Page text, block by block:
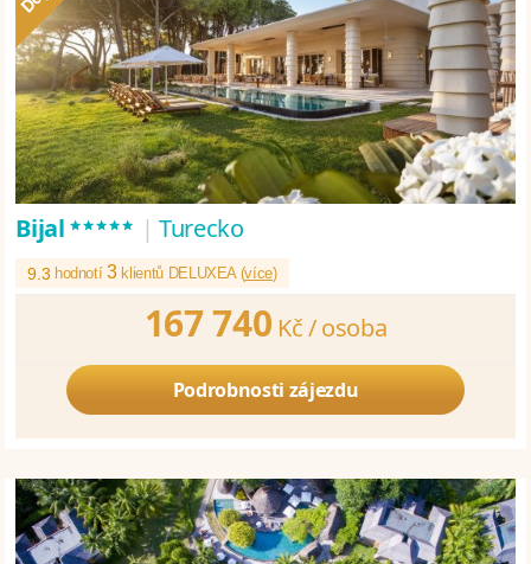
Bijal***** | Turecko
9.3 hodnotí3klientů DELUXEA (více)
167 740 Kč /osoba
Podrobnosti zájezdu